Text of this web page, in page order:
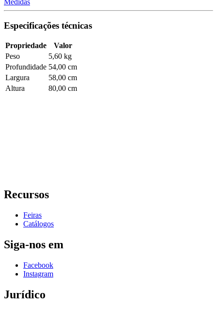
Medidas
Especificações técnicas
Propriedade
Valor
Peso
5,60 kg
Profundidade 54,00 cm
Largura
58,00 cm
Altura
80,00 cm
Recursos
Feiras
Catálogos
Siga-nos em
Facebook
Instagram
Jurídico